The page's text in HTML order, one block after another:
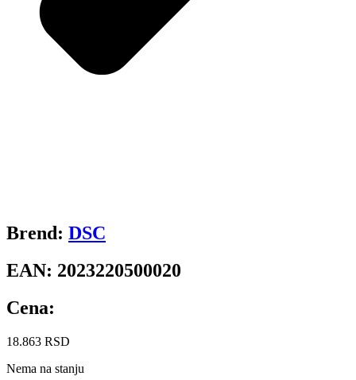
Brend: DSC
EAN: 2023220500020
Cena:
18.863 RSD
Nema na stanju